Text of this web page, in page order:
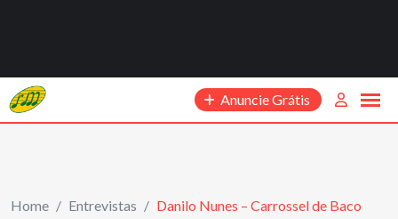
Anuncie Grátis
Home / Entrevistas / Danilo Nunes – Carrossel de Baco